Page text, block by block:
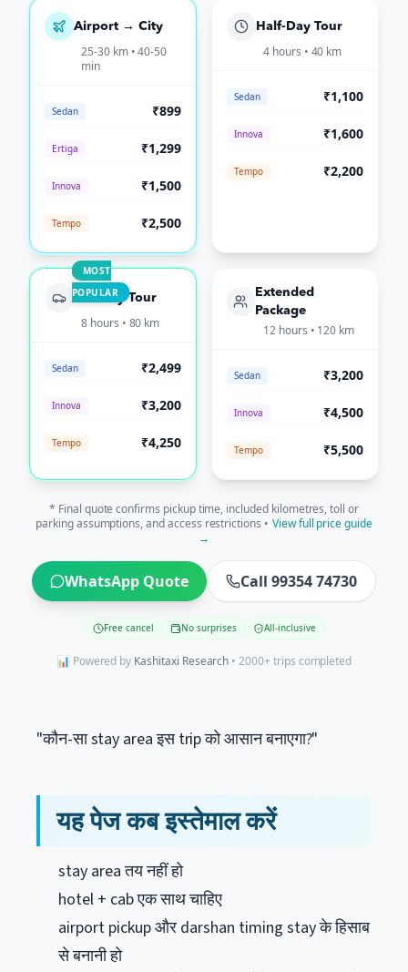
Airport → City
25-30 km • 40-50
min
Sedan ₹899
Ertiga ₹1,299
Innova ₹1,500
Tempo ₹2,500
Half-Day Tour
4 hours • 40 km
Sedan ₹1,100
Innova ₹1,600
Tempo ₹2,200
MOST
POPULAR
Full-Day Tour
8 hours • 80 km
Sedan ₹2,499
Innova ₹3,200
Tempo ₹4,250
Extended
Package
12 hours • 120 km
Sedan ₹3,200
Innova ₹4,500
Tempo ₹5,500
* Final quote confirms pickup time, included kilometres, toll or
parking assumptions, and access restrictions • View full price guide
→
WhatsApp Quote Call 99354 74730
Free cancel No surprises All-inclusive
📊 Powered by Kashitaxi Research • 2000+ trips completed
"कौन-सा stay area इस trip को आसान बनाएगा?"
यह पेज कब इस्तेमाल करें
stay area तय नहीं हो
hotel + cab एक साथ चाहिए
airport pickup और darshan timing stay के हिसाब
से बनानी हो